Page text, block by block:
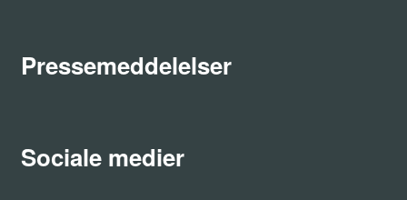
Pressemeddelelser
Sociale medier